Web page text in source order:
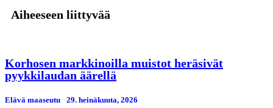
Aiheeseen liittyvää
Korhosen markkinoilla muistot heräsivät
pyykkilaudan äärellä
Elävä maaseutu 29. heinäkuuta, 2026